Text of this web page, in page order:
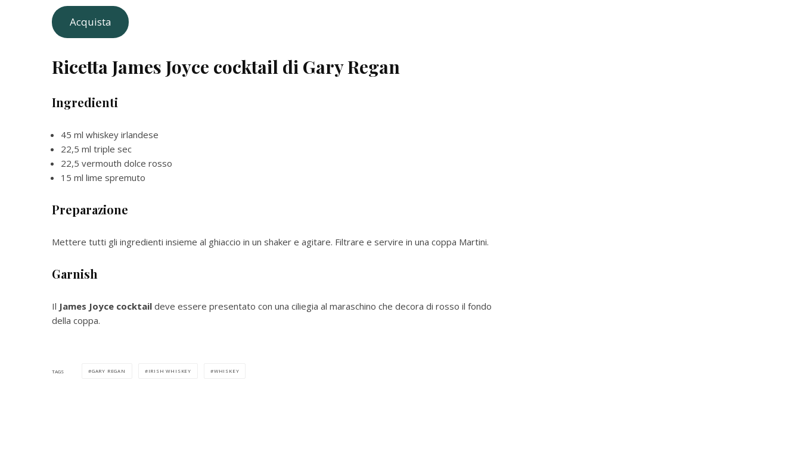
Acquista
Ricetta James Joyce cocktail di Gary Regan
Ingredienti
45 ml whiskey irlandese
22,5 ml triple sec
22,5 vermouth dolce rosso
15 ml lime spremuto
Preparazione
Mettere tutti gli ingredienti insieme al ghiaccio in un shaker e agitare. Filtrare e servire in una coppa Martini.
Garnish
Il James Joyce cocktail deve essere presentato con una ciliegia al maraschino che decora di rosso il fondo
della coppa.
TAGS GARY REGAN IRISH WHISKEY WHISKEY